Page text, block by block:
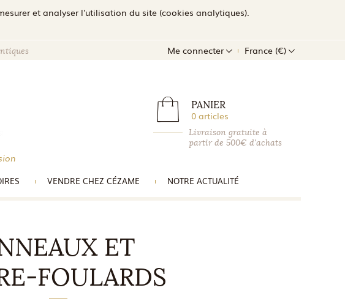
et analyser l'utilisation du site (cookies analytiques).
Me connecter France (€)
PANIER
0 articles
Livraison gratuite à
partir de 500€ d'achats
VENDRE CHEZ CÉZAME NOTRE ACTUALITÉ
ET
FOULARDS